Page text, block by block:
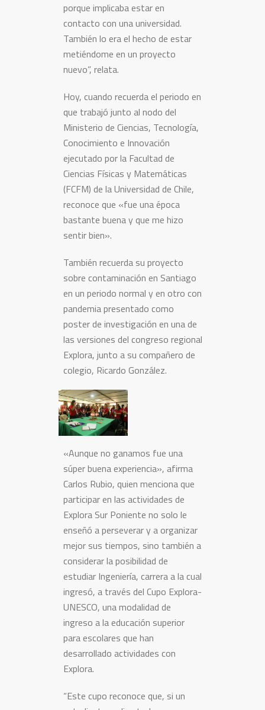
porque implicaba estar en
contacto con una universidad.
También lo era el hecho de estar
metiéndome en un proyecto
nuevo”, relata.
Hoy, cuando recuerda el periodo en
que trabajó junto al nodo del
Ministerio de Ciencias, Tecnología,
Conocimiento e Innovación
ejecutado por la Facultad de
Ciencias Físicas y Matemáticas
(FCFM) de la Universidad de Chile,
reconoce que «fue una época
bastante buena y que me hizo
sentir bien».
También recuerda su proyecto
sobre contaminación en Santiago
en un periodo normal y en otro con
pandemia presentado como
poster de investigación en una de
las versiones del congreso regional
Explora, junto a su compañero de
colegio, Ricardo González.
«Aunque no ganamos fue una
súper buena experiencia», afirma
Carlos Rubio, quien menciona que
participar en las actividades de
Explora Sur Poniente no solo le
enseñó a perseverar y a organizar
mejor sus tiempos, sino también a
considerar la posibilidad de
estudiar Ingeniería, carrera a la cual
ingresó, a través del Cupo Explora-
UNESCO, una modalidad de
ingreso a la educación superior
para escolares que han
desarrollado actividades con
Explora.
“Este cupo reconoce que, si un